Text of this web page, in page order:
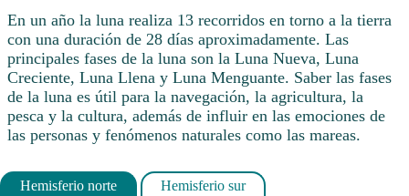
En un año la luna realiza 13 recorridos en torno a la tierra
con una duración de 28 días aproximadamente. Las
principales fases de la luna son la Luna Nueva, Luna
Creciente, Luna Llena y Luna Menguante. Saber las fases
de la luna es útil para la navegación, la agricultura, la
pesca y la cultura, además de influir en las emociones de
las personas y fenómenos naturales como las mareas.